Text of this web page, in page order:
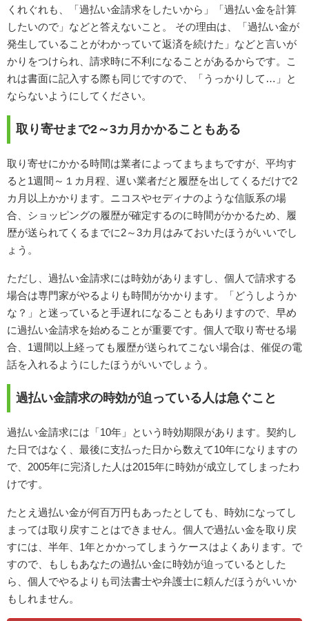
くれぐれも、「過払い金請求をしたいから」「過払い金を計算
したいので」などと答えないこと。 その理由は、「過払い金が
発生していることがわかっていて返済を続けた」などと言いが
かりをつけられ、請求時に不利になることがあるからです。こ
れは書面に記入する際も同じですので、「うっかりして…」と
ならないようにしてください。
取り寄せまで2～3カ月かかることもある
取り寄せにかかる時間は業者によってまちまちですが、平均す
ると1週間～１カ月程、遅い業者だと履歴を出してくるだけで2
カ月以上かかります。ニコスやセディナのような信販系の場
合、ショッピングの履歴が確定するのに時間がかかるため、履
歴が送られてくるまでに2～3カ月はみておいたほうがいいでし
ょう。
ただし、過払い金請求には時効がありますし、個人で請求する
場合は専門家がやるよりも時間がかかります。「どうしようか
な？」と迷っていると手遅れになることもありますので、早め
に過払い金請求を始めることが重要です。個人で取り寄せる場
合、1週間以上経っても履歴が送られてこない場合は、催促の電
話を入れるようにしたほうがいいでしょう。
過払い金請求の時効が迫っている人は急ぐこと
過払い金請求には「10年」という時効期限があります。契約し
た日ではなく、最後に支払った日から数えて10年になりますの
で、2005年に完済した人は2015年に時効が成立してしまったわ
けです。
たとえ過払い金が何百万円もあったとしても、時効になってし
まっては取り戻すことはできません。個人で過払い金を取り戻
すには、半年、1年とかかってしまうケースはよくあります。で
すので、もしもあなたの過払い金に時効が迫っているとした
ら、個人でやるよりも司法書士や弁護士に頼んだほうがいいか
もしれません。